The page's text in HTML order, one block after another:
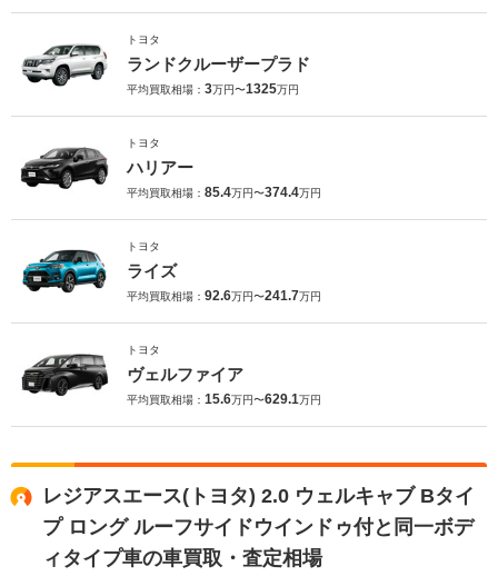
トヨタ
ランドクルーザープラド
平均買取相場： 3万円〜1325万円
トヨタ
ハリアー
平均買取相場： 85.4万円〜374.4万円
トヨタ
ライズ
平均買取相場： 92.6万円〜241.7万円
トヨタ
ヴェルファイア
平均買取相場： 15.6万円〜629.1万円
レジアスエース(トヨタ) 2.0 ウェルキャブ Bタイ
プ ロング ルーフサイドウインドゥ付と同一ボデ
ィタイプ車の車買取・査定相場